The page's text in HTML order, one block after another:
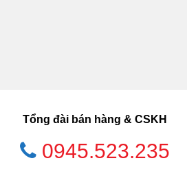
Tổng đài bán hàng & CSKH
0945.523.235